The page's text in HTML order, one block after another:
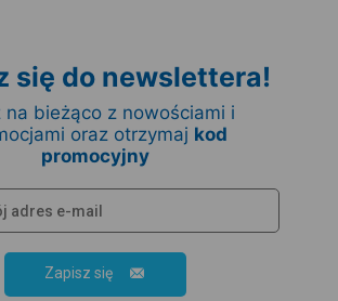
się do newslettera!
na bieżąco z nowościami i
oraz otrzymaj kod
promocyjny
Zapisz się